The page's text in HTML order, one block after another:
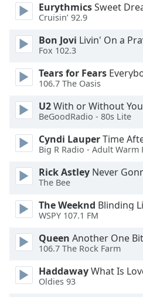
Text
Color
Opacity
Caption
Background
Color
Opacity
Font
Size
Text
Edge
EurythmicsSweet
Cruisin’ 92.9
Bon Jovi Livin' On a
Fox 102.3
Tears for Fears
106.7 The Oasis
U2With or Without You
BeGoodRadio - 80s Lite
Cyndi LauperTime
Big R Radio - Adult Warm
Rick Astley Never
The Bee
The Weeknd Blinding
WSPY 107.1 FM
Queen Another One
106.7 The Rock Farm
HaddawayWhat Is
Oldies 93